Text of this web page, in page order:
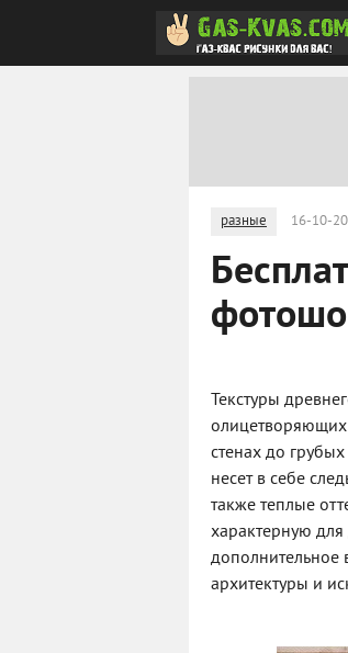
разные 16-10-
Текстуры
стенах до
несет в себе
также теплые
характерную
архитектуры и